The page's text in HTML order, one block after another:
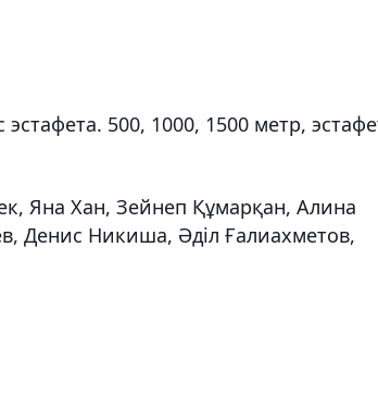
500, 1000, 1500 метр,
Яна Хан, Зейнеп Құмарқан, Алина
Денис Никиша, Әділ Ғалиахметов,